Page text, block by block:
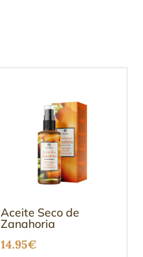
Aceite Seco de
Zanahoria
14.95€